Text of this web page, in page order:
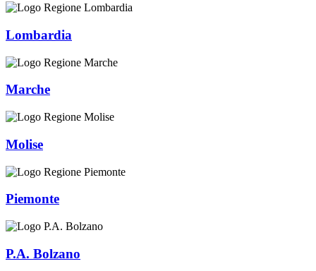
Lombardia
Marche
Molise
Piemonte
P.A. Bolzano